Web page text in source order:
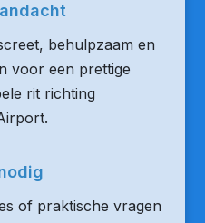
behulpzaam en
voor een prettige
rit richting
of praktische vragen